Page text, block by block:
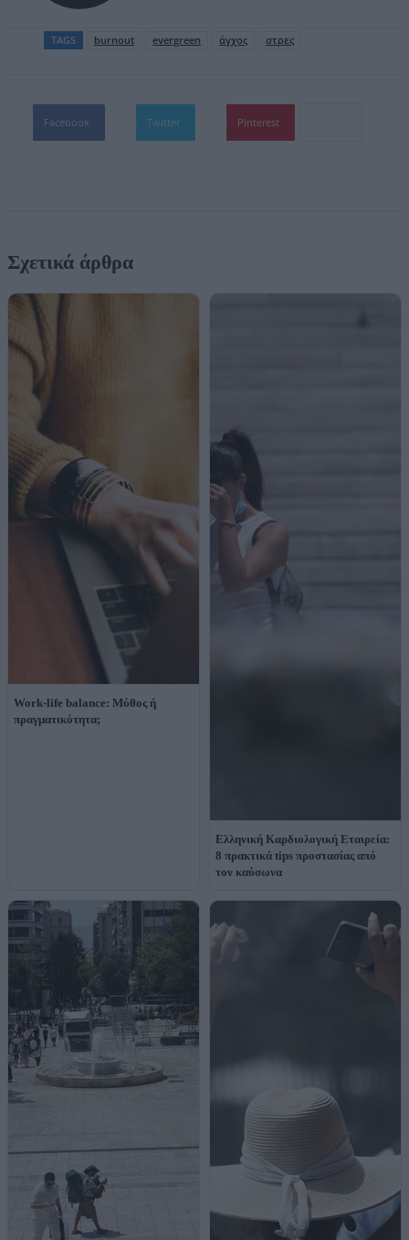
TAGS burnout evergreen άγχος στρες
Facebook Twitter Pinterest
Σχετικά άρθρα
Work-life balance: Μύθος ή
πραγματικότητα;
Ελληνική Καρδιολογική Εταιρεία:
8 πρακτικά tips προστασίας από
τον καύσωνα